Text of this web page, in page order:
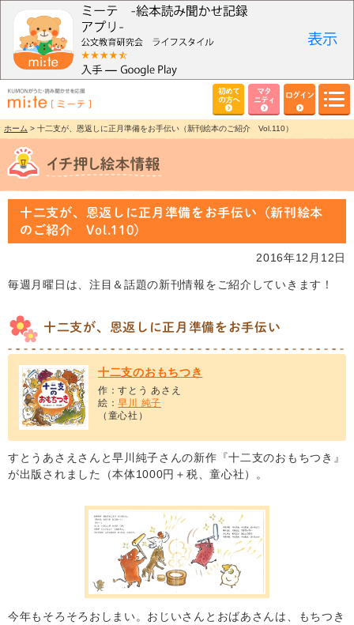
初めて
の方へ
マタ
ニティ
ログイン
ホーム > 十二支が、恩返しに正月準備をお手伝い（新刊絵本のご紹介 Vol.110）
十二支が、恩返しに正月準備をお手伝い（新刊絵本
のご紹介 Vol.110）
2016年12月12日
毎週月曜日は、注目＆話題の新刊情報をご紹介していきます！
十二支が、恩返しに正月準備をお手伝い
十二支のおもちつき
作：すとう あさえ
絵：早川 純子
（童心社）
すとうあさえさんと早川純子さんの新作『十二支のおもちつき』
が出版されました（本体1000円＋税、童心社）。
今年もそろそろおしまい。おじいさんとおばあさんは、もちつき